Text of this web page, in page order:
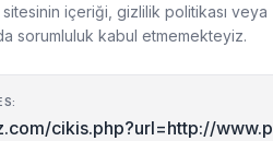
içeriği, gizlilik politikası veya
sorumluluk kabul etmemekteyiz.
cikis.php?url=http://www.p